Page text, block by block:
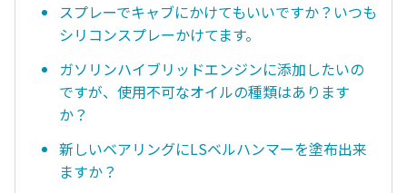
スプレーでキャブにかけてもいいですか？いつも
シリコンスプレーかけてます。
ガソリンハイブリッドエンジンに添加したいの
ですが、使用不可なオイルの種類はあります
か？
新しいベアリングにLSベルハンマーを塗布出来
ますか？